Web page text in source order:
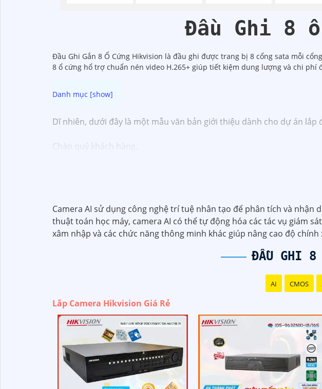
Đầu Ghi 8
Đầu Ghi Gắn 8 Ổ Cứng Hikvision là đầu ghi được trang bị 8 cổng sata mỗi
8 ổ cứng hổ trợ chuẩn nén video H.265+ giúp tiết kiệm dung lượng và chi phí
Dĩ nhiên, dưới đây là một mẫu văn bản giới thiệu dành cho dự án lắp
Chào quý khách hàng,
Với kinh nghiệm lâu năm trong lĩnh vực lắp đặt camera an ninh, đội
tiến, camera Hikvision không chỉchắc chắnchất lượng hình ảnh sắc
Nếu quý vị quan tâm đến việc lắp đặt camera Hikvision giá rẻ và
Camera AI sử dụng công nghệ trí tuệ nhân tạo để phân tích và
thuật toán học máy, camera AI có thể tự động hóa các tác vụ giám
xâm nhập và các chức năng thông minh khác giúp nâng cao độ
ĐẦU GHI 8
AI CMOS
Lắp Camera Hikvision Giá Rẻ